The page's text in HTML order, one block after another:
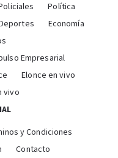
Política
Economía
Empresarial
Elonce en vivo
vivo
y Condiciones
Contacto